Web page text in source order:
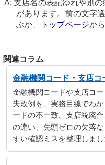
支店名の表記ゆれや別
があります。前の文字
ぶか、
トップページか
関連コラム
金融機関コード・支店コ
金融機関コードや支店コ
失敗例を、実務目線でわ
ードの不一致、支店統廃
の違い、先頭ゼロの欠落
すい確認ミスを整理しまし